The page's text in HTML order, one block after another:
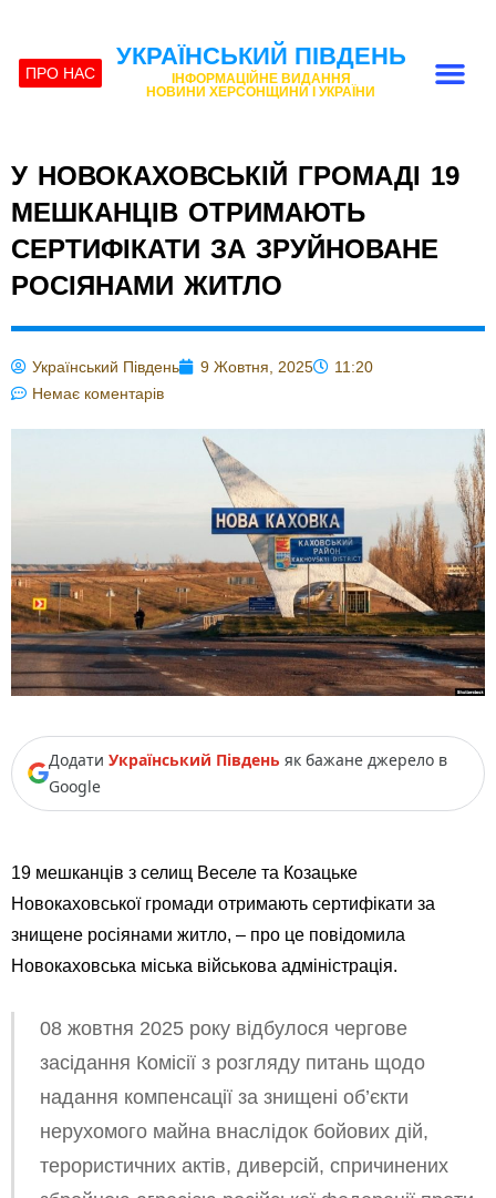
ПРО НАС
УКРАЇНСЬКИЙ ПІВДЕНЬ
ІНФОРМАЦІЙНЕ ВИДАННЯ
НОВИНИ ХЕРСОНЩИНИ І УКРАЇНИ
У НОВОКАХОВСЬКІЙ ГРОМАДІ 19
МЕШКАНЦІВ ОТРИМАЮТЬ
СЕРТИФІКАТИ ЗА ЗРУЙНОВАНЕ
РОСІЯНАМИ ЖИТЛО
Український Південь 9 Жовтня, 2025
11:20
Немає коментарів
Додати Український Південь як бажане джерело в
Google
19 мешканців з селищ Веселе та Козацьке
Новокаховської громади отримають сертифікати за
знищене росіянами житло, – про це повідомила
Новокаховська міська військова адміністрація.
08 жовтня 2025 року відбулося чергове
засідання Комісії з розгляду питань щодо
надання компенсації за знищені об’єкти
нерухомого майна внаслідок бойових дій,
терористичних актів, диверсій, спричинених